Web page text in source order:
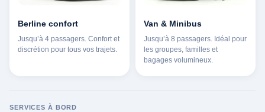
Berline confort
Jusqu’à 4 passagers. Confort et
discrétion pour tous vos trajets.
Van & Minibus
Jusqu’à 8 passagers. Idéal pour
les groupes, familles et
bagages volumineux.
SERVICES À BORD